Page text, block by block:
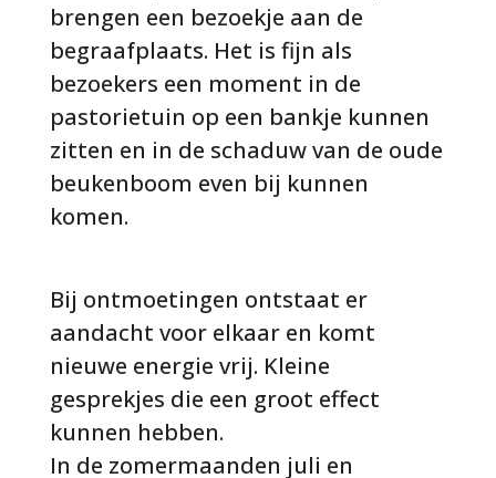
brengen een bezoekje aan de
begraafplaats. Het is fijn als
bezoekers een moment in de
pastorietuin op een bankje kunnen
zitten en in de schaduw van de oude
beukenboom even bij kunnen
komen.
Bij ontmoetingen ontstaat er
aandacht voor elkaar en komt
nieuwe energie vrij. Kleine
gesprekjes die een groot effect
kunnen hebben.
In de zomermaanden juli en